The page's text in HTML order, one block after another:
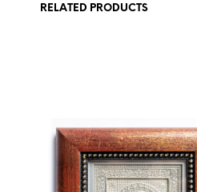
RELATED PRODUCTS